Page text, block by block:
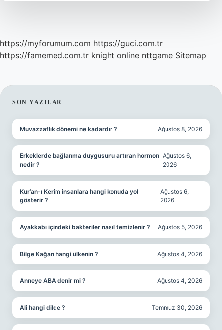
https://myforumum.com https://guci.com.tr
https://famemed.com.tr knight online nttgame Sitemap
SIDEBAR
SON YAZILAR
Muvazzaflık dönemi ne kadardır ? Ağustos 8, 2026
Erkeklerde bağlanma duygusunu artıran hormon
nedir ?
Ağustos 6,
2026
Kur’an-ı Kerim insanlara hangi konuda yol
gösterir ?
Ağustos 6,
2026
Ayakkabı içindeki bakteriler nasıl temizlenir ? Ağustos 5, 2026
Bilge Kağan hangi ülkenin ? Ağustos 4, 2026
Anneye ABA denir mi ? Ağustos 4, 2026
Ali hangi dilde ? Temmuz 30, 2026